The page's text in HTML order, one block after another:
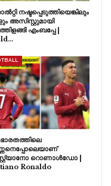
നഷ്ടപ്പെടുത്തിയെങ്കിലും
അസിസ്റ്റുമായി
എംബപ്പേ |
റൊണാൾഡോ |
Ronaldo